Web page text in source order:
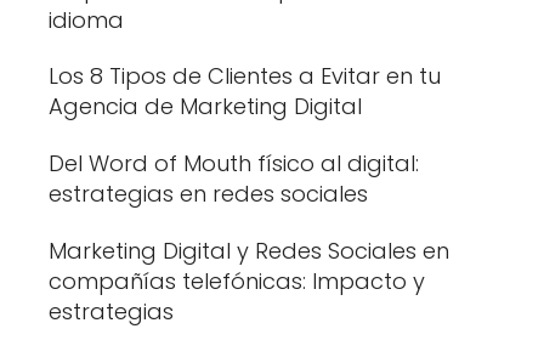
idioma
Los 8 Tipos de Clientes a Evitar en tu
Agencia de Marketing Digital
Del Word of Mouth físico al digital:
estrategias en redes sociales
Marketing Digital y Redes Sociales en
compañías telefónicas: Impacto y
estrategias